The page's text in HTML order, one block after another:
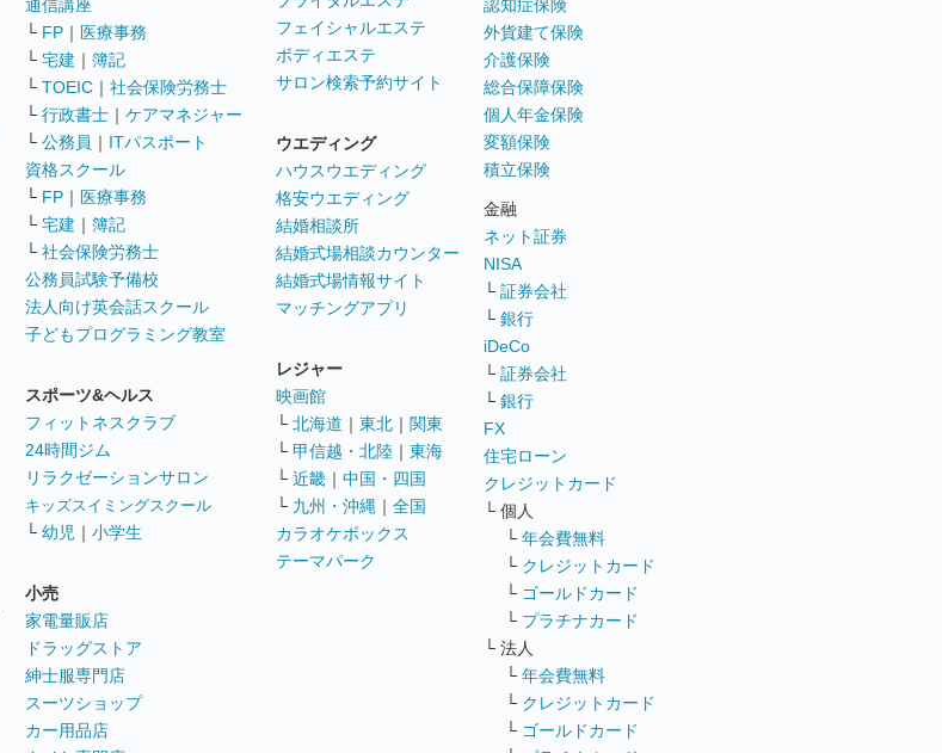
通信講座
└ FP ｜ 医療事務
└ 宅建 ｜ 簿記
└ TOEIC ｜ 社会保険労務士
└ 行政書士 ｜ ケアマネジャー
└ 公務員 ｜ ITパスポート
資格スクール
└ FP ｜ 医療事務
└ 宅建 ｜ 簿記
└ 社会保険労務士
公務員試験予備校
法人向け英会話スクール
子どもプログラミング教室
スポーツ&ヘルス
フィットネスクラブ
24時間ジム
リラクゼーションサロン
キッズスイミングスクール
└ 幼児 ｜ 小学生
小売
家電量販店
ドラッグストア
紳士服専門店
スーツショップ
カー用品店
フェイシャルエステ
ボディエステ
サロン検索予約サイト
ウエディング
ハウスウエディング
格安ウエディング
結婚相談所
結婚式場相談カウンター
結婚式場情報サイト
マッチングアプリ
レジャー
映画館
└ 北海道 ｜ 東北 ｜ 関東
└ 甲信越・北陸 ｜ 東海
└ 近畿 ｜ 中国・四国
└ 九州・沖縄 ｜ 全国
カラオケボックス
テーマパーク
認知症保険
外貨建て保険
介護保険
総合保障保険
個人年金保険
変額保険
積立保険
金融
ネット証券
NISA
└ 証券会社
└ 銀行
iDeCo
└ 証券会社
└ 銀行
FX
住宅ローン
クレジットカード
└ 個人
└ 年会費無料
└ クレジットカード
└ ゴールドカード
└ プラチナカード
└ 法人
└ 年会費無料
└ クレジットカード
└ ゴールドカード